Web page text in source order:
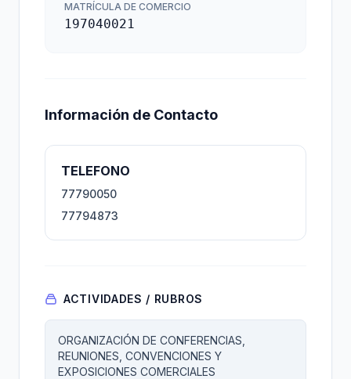
MATRÍCULA DE COMERCIO
197040021
Información de Contacto
TELEFONO
77790050
77794873
ACTIVIDADES / RUBROS
ORGANIZACIÓN DE CONFERENCIAS,
REUNIONES, CONVENCIONES Y
EXPOSICIONES COMERCIALES